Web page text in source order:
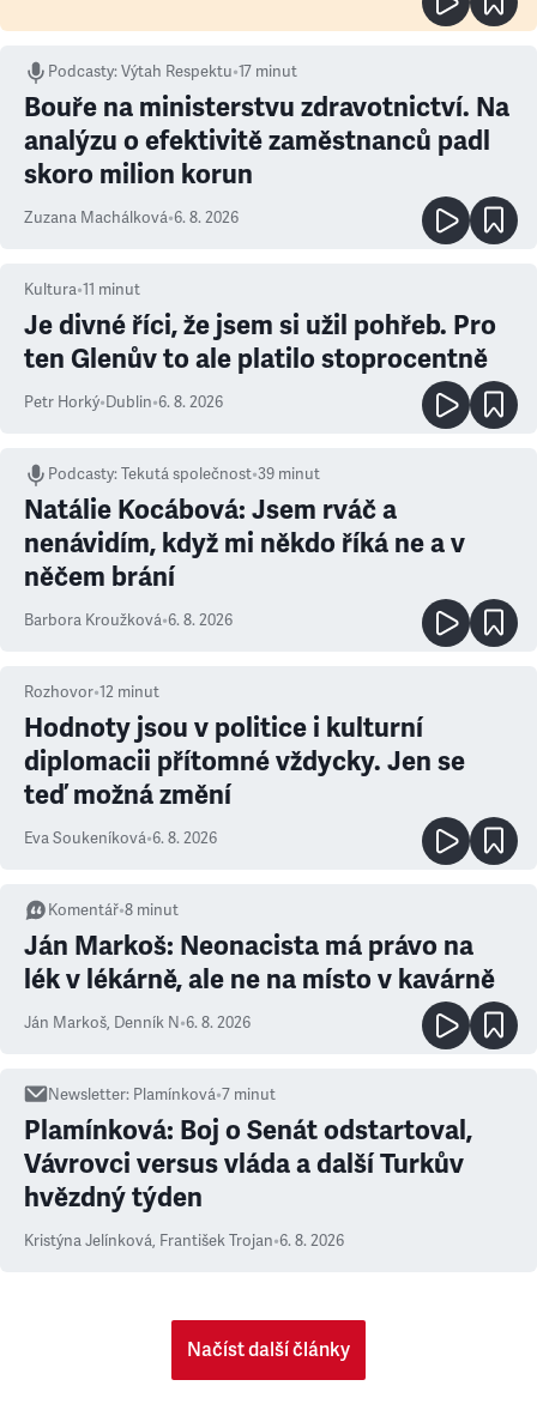
Podcasty:Výtah Respektu•17 minut
Bouře na ministerstvu zdravotnictví. Na
analýzu o efektivitě zaměstnanců padl
skoro milion korun
Zuzana Machálková•6. 8. 2026
Kultura•11 minut
Je divné říci, že jsem si užil pohřeb. Pro
ten Glenův to ale platilo stoprocentně
Petr Horký•Dublin•6. 8. 2026
Podcasty:Tekutá společnost•39 minut
Natálie Kocábová: Jsem rváč a
nenávidím, když mi někdo říká ne a v
něčem brání
Barbora Kroužková•6. 8. 2026
Rozhovor•12 minut
Hodnoty jsou v politice i kulturní
diplomacii přítomné vždycky. Jen se
teď možná změní
Eva Soukeníková•6. 8. 2026
Komentář•8 minut
Ján Markoš: Neonacista má právo na
lék v lékárně, ale ne na místo v kavárně
Ján Markoš, Denník N•6. 8. 2026
Newsletter: Plamínková•7 minut
Plamínková: Boj o Senát odstartoval,
Vávrovci versus vláda a další Turkův
hvězdný týden
Kristýna Jelínková, František Trojan•6. 8. 2026
Načíst další články